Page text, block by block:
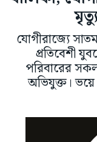
যোগীরাজ্যে
প্রতিবেশী
পরিবারের
অভিযুক্ত। ভয়ে